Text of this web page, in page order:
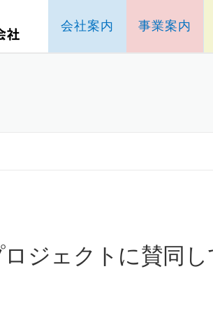
会社案内 事業案内
ジェクトに賛同し